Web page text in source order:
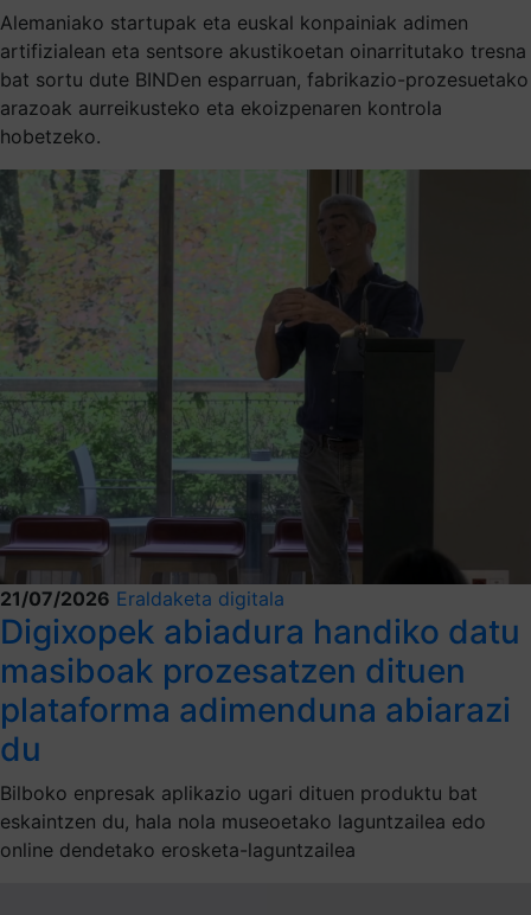
Alemaniako startupak eta euskal konpainiak adimen
artifizialean eta sentsore akustikoetan oinarritutako tresna
bat sortu dute BINDen esparruan, fabrikazio-prozesuetako
arazoak aurreikusteko eta ekoizpenaren kontrola
hobetzeko.
21/07/2026 Eraldaketa digitala
Digixopek abiadura handiko datu
masiboak prozesatzen dituen
plataforma adimenduna abiarazi
du
Bilboko enpresak aplikazio ugari dituen produktu bat
eskaintzen du, hala nola museoetako laguntzailea edo
online dendetako erosketa-laguntzailea